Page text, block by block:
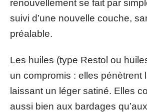
renouvellement se fait par
suivi d’une nouvelle couche,
préalable.
Les huiles (type Restol ou
un compromis : elles pénètrent
laissant un léger satiné. Elles
aussi bien aux bardages